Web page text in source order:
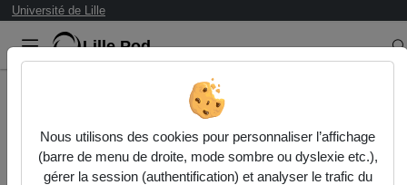
Université de Lille
Lille.Pod
Roue de Maxwell
55cm_mesure_deltatemps_chute…
Nous utilisons des cookies pour personnaliser l’affichage
(barre de menu de droite, mode sombre ou dyslexie etc.),
gérer la session (authentification) et analyser le trafic du